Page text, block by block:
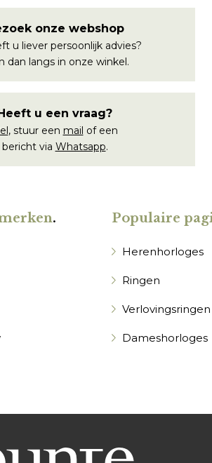
onze webshop
u liever persoonlijk advies?
dan langs in onze winkel.
u een vraag?
, stuur een mail of een
bericht via Whatsapp.
. Populaire
Herenhorloges
Ringen
Verlovingsringen
Dameshorloges